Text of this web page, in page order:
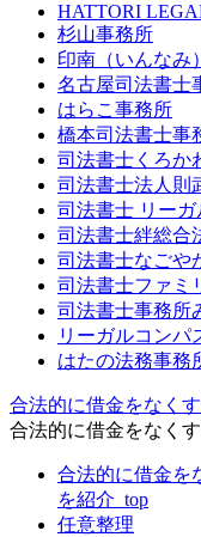
HATTORI
杉山事務所
印南（いんなみ
名古屋司法書士
はらこ事務所
橋本司法書士事
司法書士くろか
司法書士法人則
司法書士 リーガ
司法書士絆総合
司法書士なごや
司法書士ファミ
司法書士事務所
リーガルコンパ
はたの法務事務
合法的に借金をなく
合法的に借金をなく
合法的に借金を
を紹介_top
任意整理